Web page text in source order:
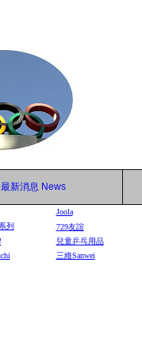
最新消息 News
Joola
列 729友誼
兒童乒乓用品
三維Sanwei